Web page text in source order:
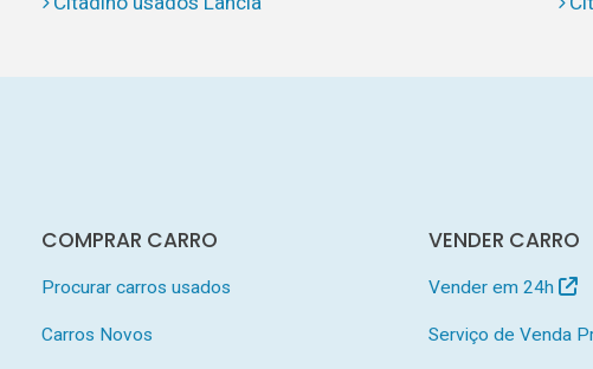
COMPRAR CARRO
Procurar carros usados
Carros Novos
VENDER CARRO
Vender em 24h
Serviço de Venda